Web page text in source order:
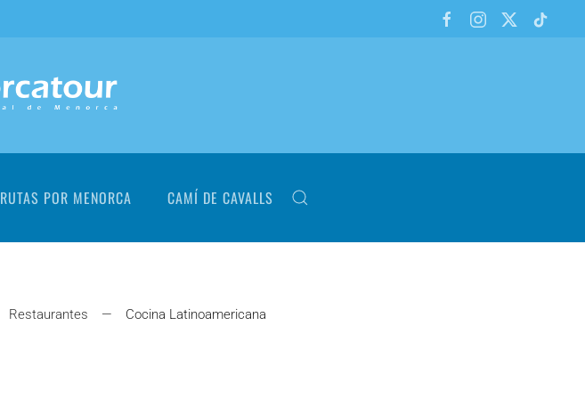
RUTAS POR MENORCA CAMÍ DE CAVALLS
Restaurantes Cocina Latinoamericana